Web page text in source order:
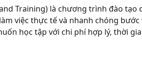
Training) là chương trình đào
việc thực tế và nhanh chóng
học tập với chi phí hợp lý, thời